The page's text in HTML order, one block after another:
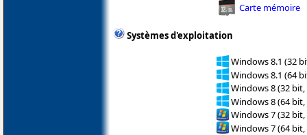
Carte mémoire
Systèmes d'exploitation
Windows 8.1 (32
Windows 8.1 (64
Windows 8 (32 bit,
Windows 8 (64 bit,
Windows 7 (32 bit,
Windows 7 (64 bit,